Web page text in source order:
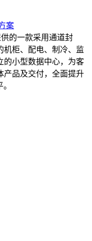
案
的一款采用通道封
机柜、配电、制冷、监
的小型数据中心，为客
产品及交付，全面提升